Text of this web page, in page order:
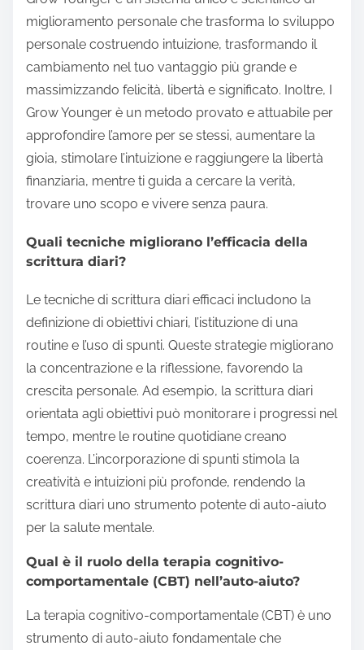
miglioramento personale che trasforma lo sviluppo
personale costruendo intuizione, trasformando il
cambiamento nel tuo vantaggio più grande e
massimizzando felicità, libertà e significato. Inoltre, I
Grow Younger è un metodo provato e attuabile per
approfondire l’amore per se stessi, aumentare la
gioia, stimolare l’intuizione e raggiungere la libertà
finanziaria, mentre ti guida a cercare la verità,
trovare uno scopo e vivere senza paura.
Quali tecniche migliorano l’efficacia della
scrittura diari?
Le tecniche di scrittura diari efficaci includono la
definizione di obiettivi chiari, l’istituzione di una
routine e l’uso di spunti. Queste strategie migliorano
la concentrazione e la riflessione, favorendo la
crescita personale. Ad esempio, la scrittura diari
orientata agli obiettivi può monitorare i progressi nel
tempo, mentre le routine quotidiane creano
coerenza. L’incorporazione di spunti stimola la
creatività e intuizioni più profonde, rendendo la
scrittura diari uno strumento potente di auto-aiuto
per la salute mentale.
Qual è il ruolo della terapia cognitivo-
comportamentale (CBT) nell’auto-aiuto?
La terapia cognitivo-comportamentale (CBT) è uno
strumento di auto-aiuto fondamentale che